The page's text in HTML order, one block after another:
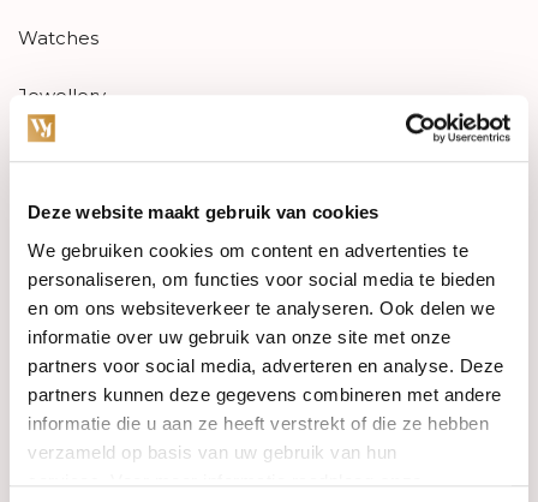
Deze website maakt gebruik van cookies
We gebruiken cookies om content en advertenties te
personaliseren, om functies voor social media te bieden
en om ons websiteverkeer te analyseren. Ook delen we
informatie over uw gebruik van onze site met onze
partners voor social media, adverteren en analyse. Deze
partners kunnen deze gegevens combineren met andere
informatie die u aan ze heeft verstrekt of die ze hebben
verzameld op basis van uw gebruik van hun
Watches
Jewellery
PRE-OWNED
Luxury Accessories
Maatwerk
Gents Jewelry